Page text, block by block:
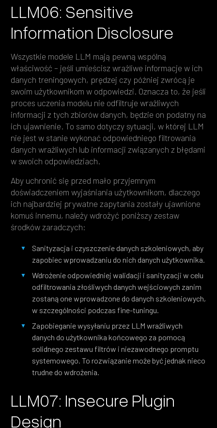
LLM06: Sensitive
Information Disclosure
Wszystkie modele LLM mają pewną wspólną
właściwość – jeśli umieścisz wrażliwe informacje w ich
danych treningowych, prędzej czy później zwrócą je
swoim użytkownikom w odpowiedzi. Oznacza to, że jeśli
proces uczenia modelu nie odfiltruje wrażliwych
informacji z tych zbiorów danych, będzie on podatny na
ich ujawnienie. To samo dotyczy sytuacji, w której LLM
nie jest w stanie wykonać odpowiedniego filtrowania
danych wrażliwych lub informacji związanych z błędami
w swoich odpowiedziach.
Aby uchronić się przed mało przyjemnym
doświadczeniem wyjaśniania użytkownikom, dlaczego
ich najbardziej prywatne zapytania zostały ujawnione
komuś innemu, należy wdrożyć poniższy zestaw
środków zaradczych:
Sanityzacja i czyszczenie danych szkoleniowych, aby
zapobiec wprowadzaniu do nich danych użytkownika.
Wdrożenie odpowiedniej walidacji i sanityzacji w celu
odfiltrowania złośliwych danych wejściowych zanim
zostaną one wprowadzone do danych szkoleniowych,
w szczególności podczas fine-tuningu.
Zapobieganie wysyłaniu przez LLM wrażliwych
danych do użytkownika końcowego za pomocą
solidnego zestawu filtrów i niezawodnego promptu
systemowego. To rozwiązanie może być jednak nieco
trudne do wdrożenia.
LLM07: Insecure Plugin
Design